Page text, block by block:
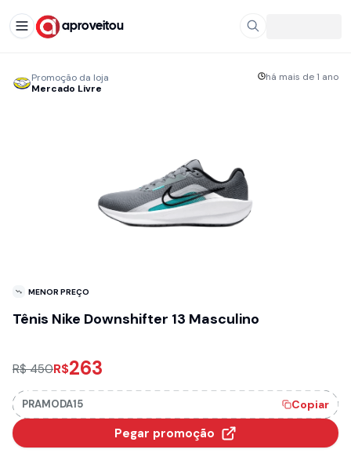
aproveitou
Promoção da loja
Mercado Livre
há mais de 1 ano
MENOR PREÇO
Tênis Nike Downshifter 13 Masculino
R$ 450R$263
PRAMODA15 Copiar
Pegar promoção